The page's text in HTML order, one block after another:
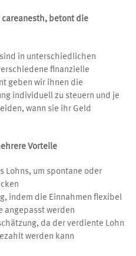
betont die
in unterschiedlichen
finanzielle
geben wir ihnen die
individuell zu steuern und je
wann sie ihr Geld
Vorteile
Lohns, um spontane oder
indem die Einnahmen flexibel
angepasst werden
da der verdiente Lohn
werden kann